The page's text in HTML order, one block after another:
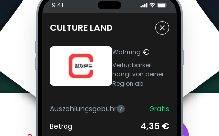
9:41
CULTURE LAND
Währung:€
Verfügbarkeit
hängt von deiner
Region ab
Auszahlungsgebühr ?
Gratis
Betrag
4,35 €